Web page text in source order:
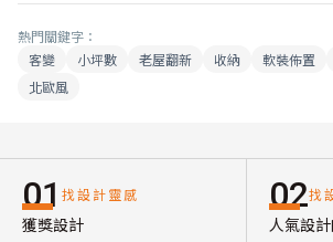
熱門關鍵字：
客變
小坪數 老屋翻新 收納 軟裝佈置
北歐風
01 找設計靈感
獲獎設計
02找
人氣設